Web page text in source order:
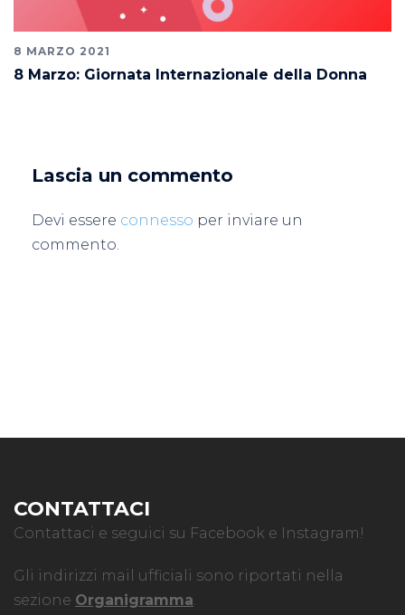
8 MARZO 2021
8 Marzo: Giornata Internazionale della Donna
Lascia un commento
Devi essere connesso per inviare un
commento.
CONTATTACI
Contattaci e seguici su Facebook e Instagram!
Gli indirizzi mail ufficiali sono riportati nella
sezione Organigramma.